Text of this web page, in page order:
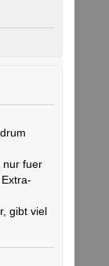
nur fuer
gibt viel